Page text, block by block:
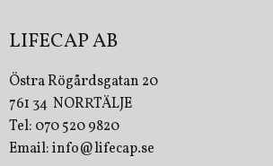
LIFECAP AB
Östra Rögårdsgatan 20
761 34 NORRTÄLJE
Tel: 070 520 9820
Email: info@lifecap.se